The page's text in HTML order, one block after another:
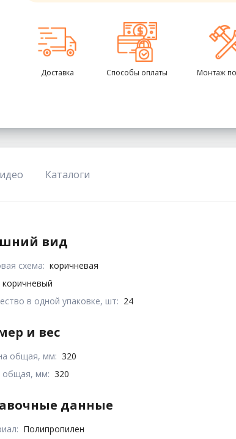
Доставка Способы оплаты Монтаж
Каталоги
вид
схема: коричневая
коричневый
в одной упаковке, шт: 24
и вес
общая, мм: 320
общая, мм: 320
данные
Полипропилен